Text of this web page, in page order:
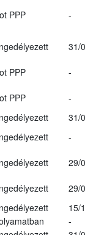
PPP -
31/
PPP
-
PPP
-
31/
-
29/
29/
15/
-